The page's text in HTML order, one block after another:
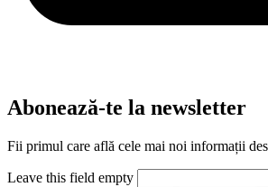
Abonează-te la newsletter
Fii primul care află cele mai noi informații
Leave this field empty